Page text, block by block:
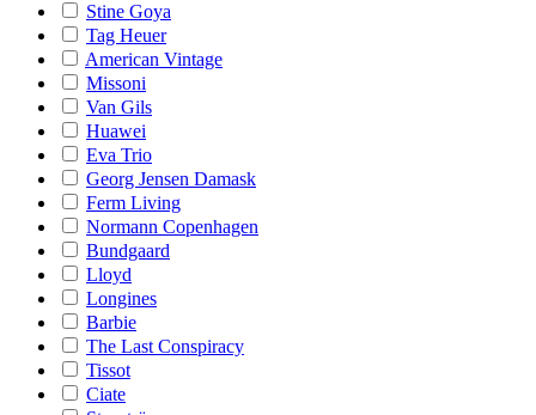
Stine Goya
Tag Heuer
American Vintage
Missoni
Van Gils
Huawei
Eva Trio
Georg Jensen Damask
Ferm Living
Normann Copenhagen
Bundgaard
Lloyd
Longines
Barbie
The Last Conspiracy
Tissot
Ciate